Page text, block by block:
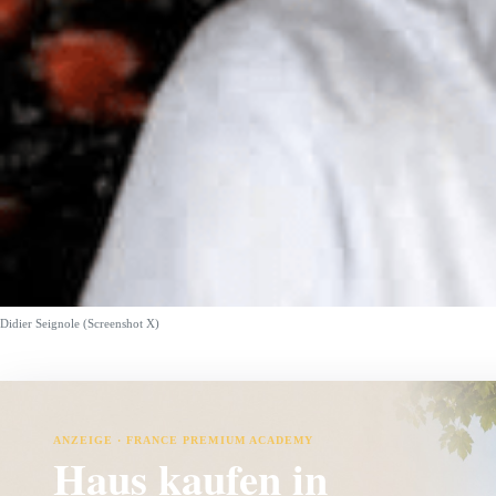
Didier Seignole (Screenshot X)
ANZEIGE · FRANCE PREMIUM ACADEMY
Haus kaufen in